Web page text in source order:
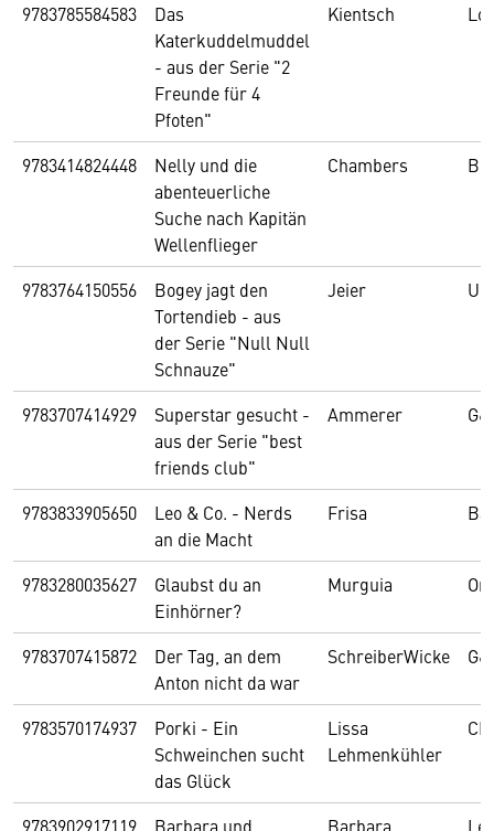
9783785584583
Das
Katerkuddelmuddel
- aus der Serie "2
Freunde für 4
Pfoten"
Kientsch
9783414824448
Nelly und die
abenteuerliche
Suche nach Kapitän
Wellenflieger
Chambers
9783764150556
Bogey jagt den
Tortendieb - aus
der Serie "Null Null
Schnauze"
Jeier
9783707414929
Superstar gesucht -
aus der Serie "best
friends club"
Ammerer
9783833905650
Leo & Co. - Nerds
an die Macht
Frisa
9783280035627
Glaubst du an
Einhörner?
Murguia
9783707415872
Der Tag, an dem
Anton nicht da war
SchreiberWicke
9783570174937
Porki - Ein
Schweinchen sucht
das Glück
Lissa
Lehmenkühler
9783902917119 Barbara und Barbara